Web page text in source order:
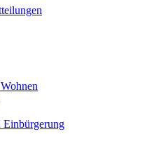
Einbürgerung